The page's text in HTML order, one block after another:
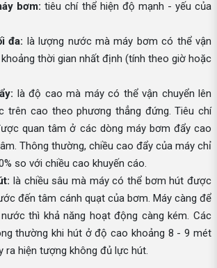
bơm: tiêu chí thể hiện độ mạnh - yếu của
đa: là lượng nước mà máy bơm có thể vận
thời gian nhất định (tính theo giờ hoặc
là độ cao mà máy có thể vận chuyển lên
trên cao theo phương thẳng đứng. Tiêu chí
quan tâm ở các dòng máy bơm đẩy cao
Thông thường, chiều cao đẩy của máy chỉ
so với chiều cao khuyến cáo.
là chiều sâu mà máy có thể bơm hút được
đến tâm cánh quạt của bơm. Máy càng để
thì khả năng hoạt động càng kém. Các
thường khi hút ở độ cao khoảng 8 - 9 mét
ra hiện tượng không đủ lực hút.